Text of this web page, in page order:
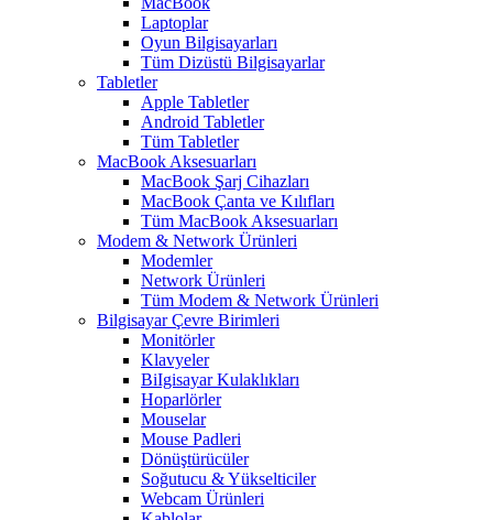
Laptoplar
Oyun Bilgisayarları
Tüm Dizüstü Bilgisayarlar
Tabletler
Apple Tabletler
Android Tabletler
Tüm Tabletler
MacBook Aksesuarları
MacBook Şarj Cihazları
MacBook Çanta ve Kılıfları
Tüm MacBook Aksesuarları
Modem & Network Ürünleri
Modemler
Network Ürünleri
Tüm Modem & Network Ürünleri
Bilgisayar Çevre Birimleri
Monitörler
Klavyeler
BiIgisayar Kulaklıkları
Hoparlörler
Mouselar
Mouse Padleri
Dönüştürücüler
Soğutucu & Yükselticiler
Webcam Ürünleri